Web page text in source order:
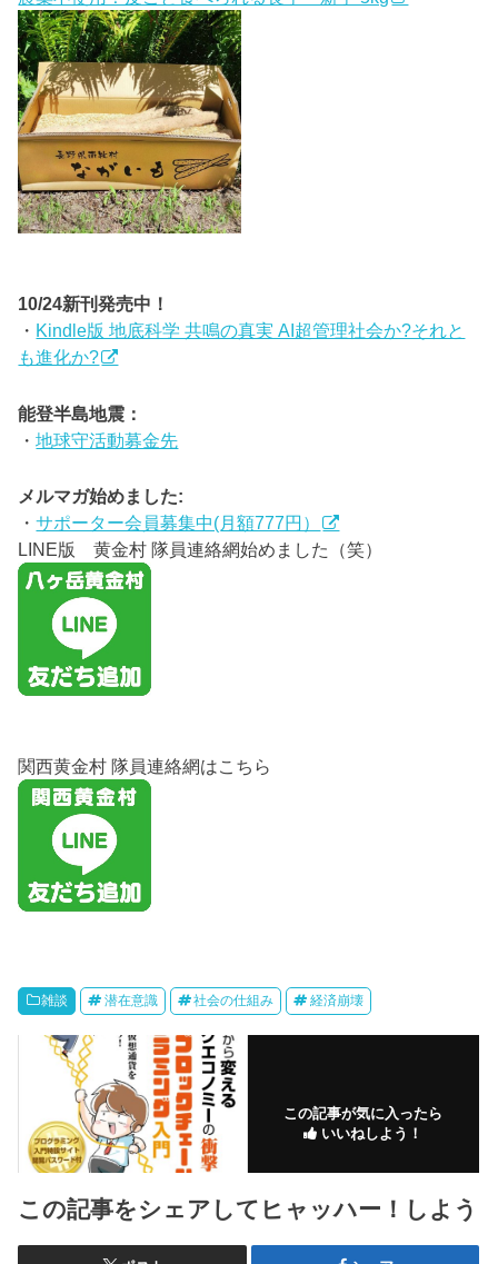
10/24新刊発売中！
・ Kindle版 地底科学 共鳴の真実 AI超管理社会か?それと
も進化か?
能登半島地震：
・地球守活動募金先
メルマガ始めました:
・サポーター会員募集中(月額777円）
LINE版 黄金村 隊員連絡網始めました（笑）
関西黄金村 隊員連絡網はこちら
雑談 潜在意識 社会の仕組み 経済崩壊
この記事が気に入ったら
いいねしよう！
この記事をシェアしてヒャッハー！しよう